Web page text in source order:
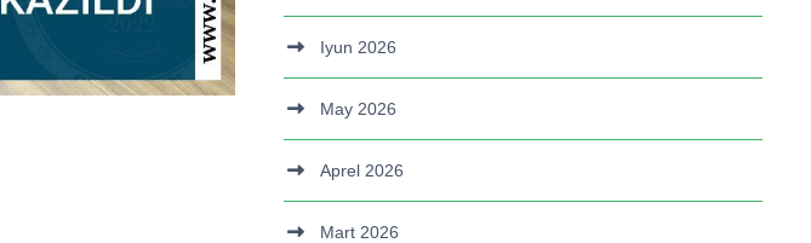
Iyun 2026
May 2026
Aprel 2026
Mart 2026